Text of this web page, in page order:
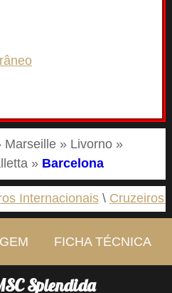
Marseille » Livorno »
» Barcelona
Internacionais Cruzeiros
FICHA TÉCNICA
Splendida